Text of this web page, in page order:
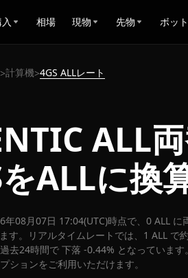
相場 現物 先物 ボット
>計算機>4GS ALLレート
ALL両
ALLに換
年08月07日 17:04(UTC)時点で、0 ALL
す。リアルタイムレートでは、1 ALL で
去24時間で 下落 -0.44% となっていま
ションをご利用いただけます。